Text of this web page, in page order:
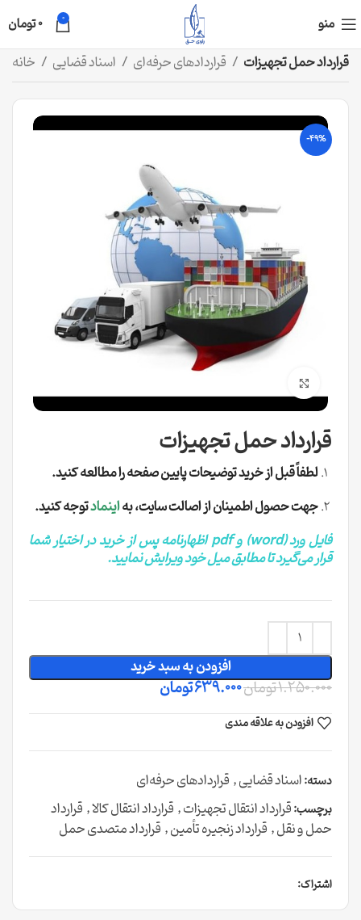
منو 0
0تومان
قرارداد حمل تجهیزات
-49%
قرارداد حمل تجهیزات
لطفاً قبل از خرید توضیحات پایین صفحه را مطالعه کنید.
جهت حصول اطمینان از اصالت سایت، بهاینمادتوجه کنید.
فایل ورد (word) و pdf اظهارنامه پس از خرید در اختیار شما
قرار می‌گیرد تا مطابق میل خود ویرایش نمایید.
افزودن به سبد خرید
1.250.000تومان639.000تومان
افزودن به علاقه مندی
دسته:اسناد قضایی, قراردادهای حرفه‌ای
برچسب:قرارداد انتقال تجهیزات, قرارداد انتقال کالا, قرارداد
حمل و نقل, قرارداد زنجیره تأمین, قرارداد متصدی حمل
اشتراک: